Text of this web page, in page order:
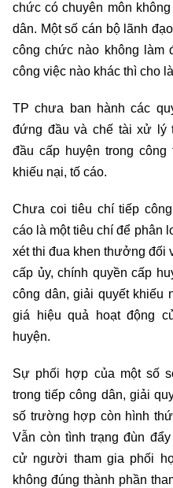
chức có chuyên môn
dân. Một số cán bộ lãnh
công chức nào không làm
công việc nào khác thì cho
TP chưa ban hành các
đứng đầu và chế tài xử lý
đầu cấp huyện trong
khiếu nại, tố cáo.
Chưa coi tiêu chí tiếp
cáo là một tiêu chí để phân
xét thi đua khen thưởng đối
cấp ủy, chính quyền cấp
công dân, giải quyết khiếu
giá hiệu quả hoạt động
huyện.
Sự phối hợp của một số
trong tiếp công dân, giải
số trường hợp còn hình
Vẫn còn tình trạng đùn
cử người tham gia phối
không đúng thành phần